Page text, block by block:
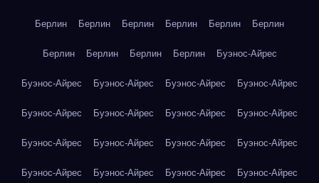
Берлин Берлин Берлин Берлин Берлин Берлин
Берлин Берлин Берлин Берлин Буэнос-Айрес
Буэнос-Айрес Буэнос-Айрес Буэнос-Айрес Буэнос-Айрес
Буэнос-Айрес Буэнос-Айрес Буэнос-Айрес Буэнос-Айрес
Буэнос-Айрес Буэнос-Айрес Буэнос-Айрес Буэнос-Айрес
Буэнос-Айрес Буэнос-Айрес Буэнос-Айрес Буэнос-Айрес